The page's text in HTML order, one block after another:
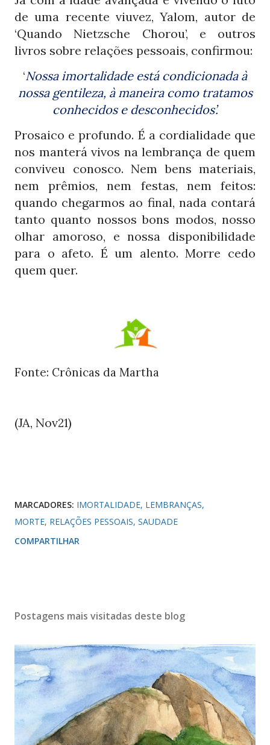
de uma recente viuvez, Yalom, autor de
‘Quando Nietzsche Chorou’, e outros
livros sobre relações pessoais, confirmou:
‘Nossa imortalidade está condicionada à
nossa gentileza, à maneira como tratamos
conhecidos e desconhecidos’.
Prosaico e profundo. É a cordialidade que
nos manterá vivos na lembrança de quem
conviveu conosco. Nem bens materiais,
nem prêmios, nem festas, nem feitos:
quando chegarmos ao final, nada contará
tanto quanto nossos bons modos, nosso
olhar amoroso, e nossa disponibilidade
para o afeto. É um alento. Morre cedo
quem quer.
Fonte: Crônicas da Martha
(JA, Nov21)
MARCADORES: IMORTALIDADE LEMBRANÇAS
MORTE RELAÇÕES PESSOAIS SAUDADE
COMPARTILHAR
Postagens mais visitadas deste blog